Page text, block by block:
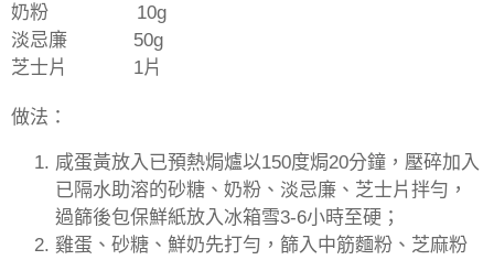
奶粉
10g
淡忌廉
50g
芝士片
1片
做法：
咸蛋黃放入已預熱焗爐以150度焗20分鐘，壓碎加入
已隔水助溶的砂糖、奶粉、淡忌廉、芝士片拌勻，
過篩後包保鮮紙放入冰箱雪3-6小時至硬；
雞蛋、砂糖、鮮奶先打勻，篩入中筋麵粉、芝麻粉